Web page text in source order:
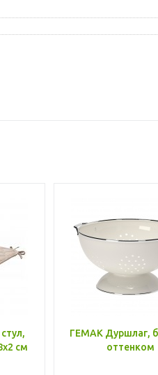
см
ГЕМАК Дуршлаг,
оттенком